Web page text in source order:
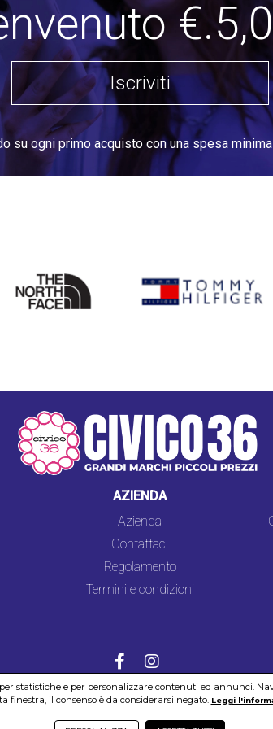
Iscriviti
su ogni primo acquisto con una spesa
NORTH
FACE
AZIENDA
Azienda
Contattaci
Regolamento
Termini e condizioni
COOKIES SICUREZZA PRIVACY
statistiche e per personalizzare contenuti ed annunci.
finestra, il consenso è da considerarsi negato. Leggi